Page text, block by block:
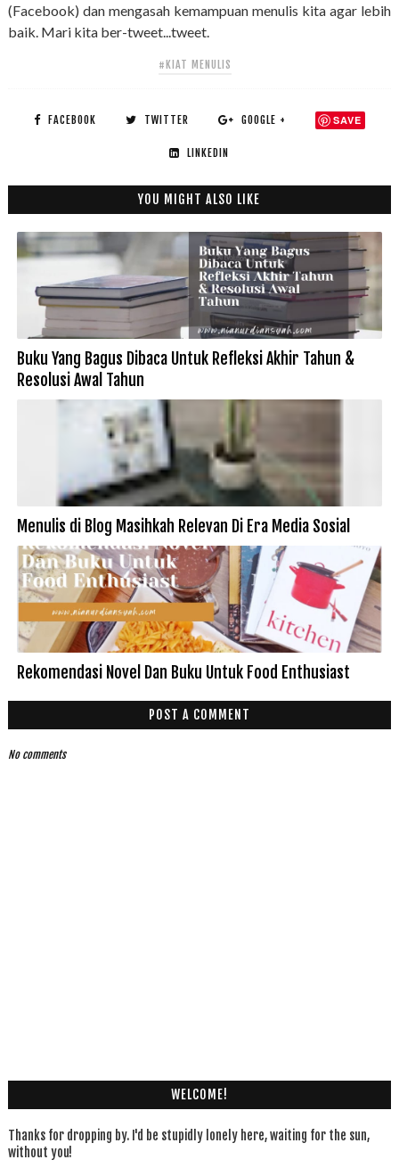
(Facebook) dan mengasah kemampuan menulis kita agar lebih
baik. Mari kita ber-tweet...tweet.
#KIAT MENULIS
FACEBOOK TWITTER GOOGLE + SAVE
LINKEDIN
YOU MIGHT ALSO LIKE
Buku Yang Bagus Dibaca Untuk Refleksi Akhir Tahun &
Resolusi Awal Tahun
Menulis di Blog Masihkah Relevan Di Era Media Sosial
Rekomendasi Novel Dan Buku Untuk Food Enthusiast
POST A COMMENT
No comments
WELCOME!
Thanks for dropping by. I'd be stupidly lonely here, waiting for the sun,
without you!